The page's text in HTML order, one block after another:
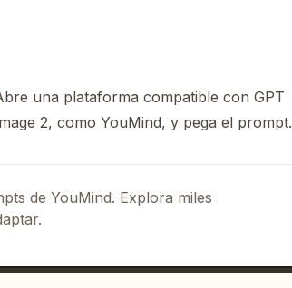
una plataforma compatible con GPT
2, como YouMind, y pega el prompt.
de YouMind. Explora miles